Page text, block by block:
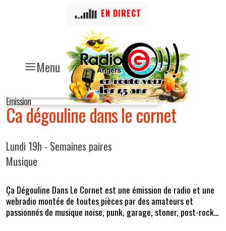
Menu
EN DIRECT
Emission
Ca dégouline dans le cornet
Lundi 19h - Semaines paires
Musique
Ça Dégouline Dans Le Cornet est une émission de radio et une
webradio montée de toutes pièces par des amateurs et
passionnés de musique noise, punk, garage, stoner, post-rock...